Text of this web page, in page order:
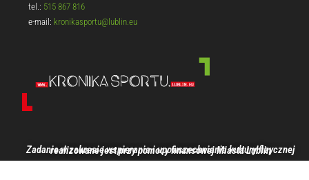
tel.: 515 867 816
e-mail: kronikasportu@lublin.eu
Zadanie w zakresie wspierania i upowszechniania kultury fizycznej realizowane jest przy pomocy finansowej Miasta Lublin